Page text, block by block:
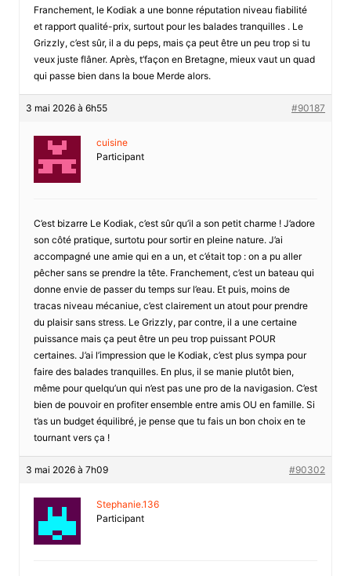
Franchement, le Kodiak a une bonne réputation niveau fiabilité
et rapport qualité-prix, surtout pour les balades tranquilles . Le
Grizzly, c’est sûr, il a du peps, mais ça peut être un peu trop si tu
veux juste flâner. Après, t’façon en Bretagne, mieux vaut un quad
qui passe bien dans la boue Merde alors.
3 mai 2026 à 6h55 #90187
cuisine
Participant
C’est bizarre Le Kodiak, c’est sûr qu’il a son petit charme ! J’adore
son côté pratique, surtotu pour sortir en pleine nature. J’ai
accompagné une amie qui en a un, et c’était top : on a pu aller
pêcher sans se prendre la tête. Franchement, c’est un bateau qui
donne envie de passer du temps sur l’eau. Et puis, moins de
tracas niveau mécaniue, c’est clairement un atout pour prendre
du plaisir sans stress. Le Grizzly, par contre, il a une certaine
puissance mais ça peut être un peu trop puissant POUR
certaines. J’ai l’impression que le Kodiak, c’est plus sympa pour
faire des balades tranquilles. En plus, il se manie plutôt bien,
même pour quelqu’un qui n’est pas une pro de la navigasion. C’est
bien de pouvoir en profiter ensemble entre amis OU en famille. Si
t’as un budget équilibré, je pense que tu fais un bon choix en te
tournant vers ça !
3 mai 2026 à 7h09 #90302
Stephanie.136
Participant